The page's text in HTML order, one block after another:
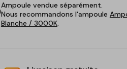
Ampoule vendue séparément.
Nous recommandons l'ampoule
Blanche / 3000K.